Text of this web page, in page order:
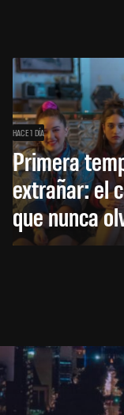
HACE 1 DÍA
Primera
extrañar: el
que nunca